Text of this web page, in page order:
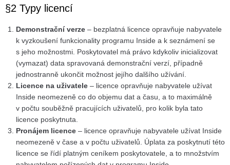
§2 Typy licencí
Demonstrační verze – bezplatná licence opravňuje nabyvatele
k vyzkoušení funkcionality programu Inside a k seznámení se
s jeho možnostmi. Poskytovatel má právo kdykoliv inicializovat
(vymazat) data spravovaná demonstrační verzí, případně
jednostranně ukončit možnost jejího dalšího užívání.
Licence na uživatele – licence opravňuje nabyvatele užívat
Inside neomezeně co do objemu dat a času, a to maximálně
v počtu souběžně pracujících uživatelů, pro kolik byla tato
licence poskytnuta.
Pronájem licence – licence opravňuje nabyvatele užívat Inside
neomezeně v čase a v počtu uživatelů. Úplata za poskytnutí této
licence se řídí platným ceníkem poskytovatele, a to množstvím